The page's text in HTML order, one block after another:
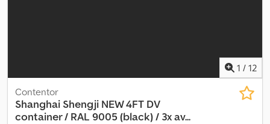
1 / 12
Contentor
Shanghai Shengji NEW 4FT DV
container / RAL 9005 (black) / 3x av...